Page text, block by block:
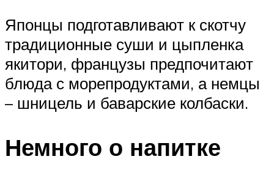
Японцы подготавливают к скотчу
традиционные суши и цыпленка
якитори, французы предпочитают
блюда с морепродуктами, а немцы
– шницель и баварские колбаски.
Немного о напитке